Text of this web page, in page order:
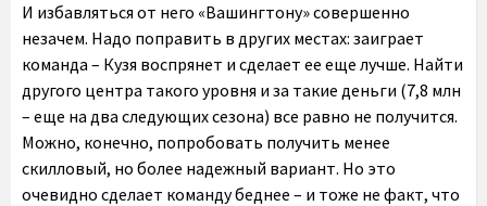
И избавляться от него «Вашингтону» совершенно
незачем. Надо поправить в других местах: заиграет
команда – Кузя воспрянет и сделает ее еще лучше. Найти
другого центра такого уровня и за такие деньги (7,8 млн
– еще на два следующих сезона) все равно не получится.
Можно, конечно, попробовать получить менее
скилловый, но более надежный вариант. Но это
очевидно сделает команду беднее – и тоже не факт, что